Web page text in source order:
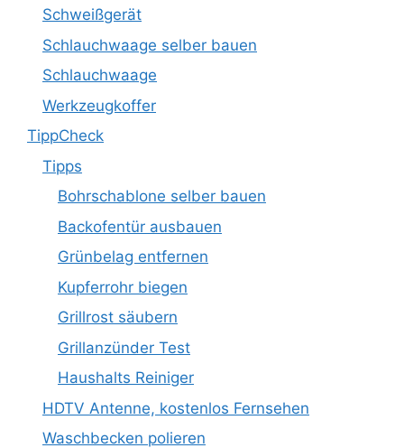
Schweißgerät
Schlauchwaage selber bauen
Schlauchwaage
Werkzeugkoffer
TippCheck
Tipps
Bohrschablone selber bauen
Backofentür ausbauen
Grünbelag entfernen
Kupferrohr biegen
Grillrost säubern
Grillanzünder Test
Haushalts Reiniger
HDTV Antenne, kostenlos Fernsehen
Waschbecken polieren